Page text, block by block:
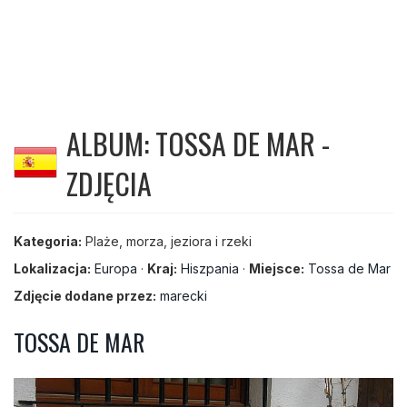
ALBUM: TOSSA DE MAR -
ZDJĘCIA
Kategoria: Plaże, morza, jeziora i rzeki
Lokalizacja: Europa · Kraj: Hiszpania · Miejsce: Tossa de Mar
Zdjęcie dodane przez: marecki
TOSSA DE MAR